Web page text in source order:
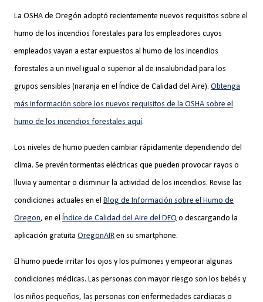
La OSHA de Oregón adoptó recientemente nuevos requisitos sobre el
humo de los incendios forestales para los empleadores cuyos
empleados vayan a estar expuestos al humo de los incendios
forestales a un nivel igual o superior al de insalubridad para los
grupos sensibles (naranja en el Índice de Calidad del Aire). Obtenga
más información sobre los nuevos requisitos de la OSHA sobre el
humo de los incendios forestales aquí.
Los niveles de humo pueden cambiar rápidamente dependiendo del
clima. Se prevén tormentas eléctricas que pueden provocar rayos o
lluvia y aumentar o disminuir la actividad de los incendios. Revise las
condiciones actuales en el Blog de Información sobre el Humo de
Oregon, en el Índice de Calidad del Aire del DEQ o descargando la
aplicación gratuita OregonAIR en su smartphone.
El humo puede irritar los ojos y los pulmones y empeorar algunas
condiciones médicas. Las personas con mayor riesgo son los bebés y
los niños pequeños, las personas con enfermedades cardíacas o